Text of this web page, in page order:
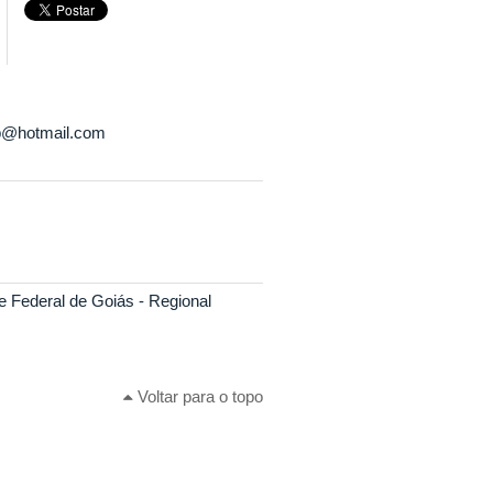
Federal de Goiás - Regional
Voltar para o topo